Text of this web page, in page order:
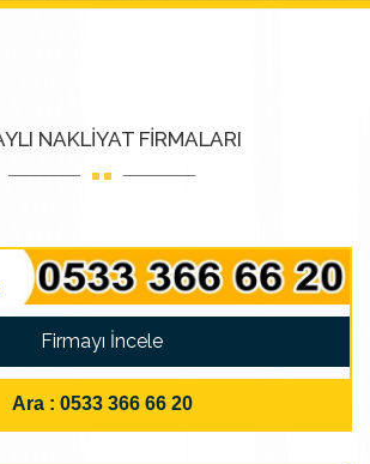
NAKLİYAT FİRMALARI
Firmayı İncele
Ara : 0533 366 66 20